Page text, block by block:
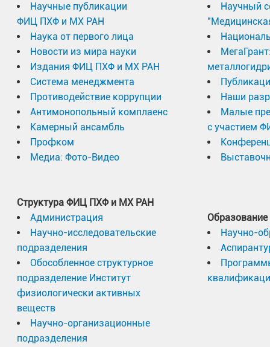
Научные публикации
ФИЦ ПХФ и МХ РАН
Наука от первого лица
Новости из мира науки
Издания ФИЦ ПХФ и МХ РАН
Система менеджмента
Противодействие коррупции
Антимонопольный комплаенс
Камерный ансамбль
Профком
Медиа: Фото-Видео
Структура ФИЦ ПХФ и МХ РАН
Администрация
Научно-исследовательские
подразделения
Обособленное структурное
подразделение Институт
физиологически активных
веществ
Научно-организационные
подразделения
Научный
Наши
Малые
с участием
Образование
Научно-